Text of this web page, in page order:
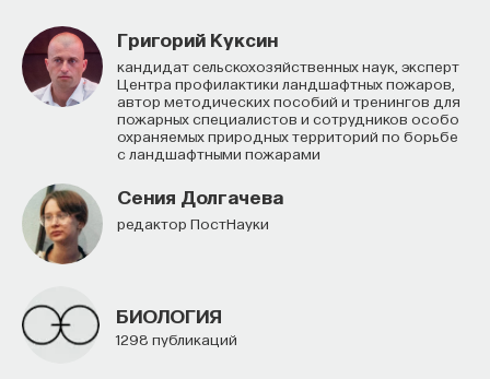
Григорий Куксин
Кандидат сельскохозяйственных наук, эксперт
Центра профилактики ландшафтных пожаров,
автор методических пособий и тренингов для
пожарных специалистов и сотрудников особо
охраняемых природных территорий по борьбе
с ландшафтными пожарами
Сения Долгачева
редактор ПостНауки
БИОЛОГИЯ
1298 публикаций